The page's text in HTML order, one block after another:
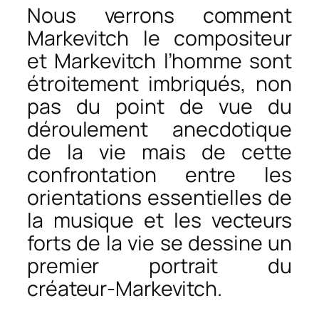
Nous verrons comment
Markevitch le compositeur
et Markevitch l’homme sont
étroitement imbriqués, non
pas du point de vue du
déroulement anecdotique
de la vie mais de cette
confrontation entre les
orientations essentielles de
la musique et les vecteurs
forts de la vie se dessine un
premier portrait du
créateur-Markevitch.